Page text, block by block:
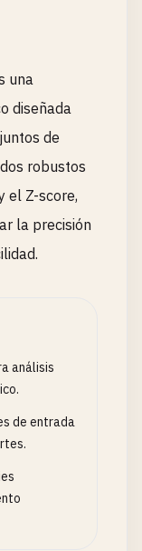
una
diseñada
de
robustos
el Z-score,
la precisión
análisis
de entrada